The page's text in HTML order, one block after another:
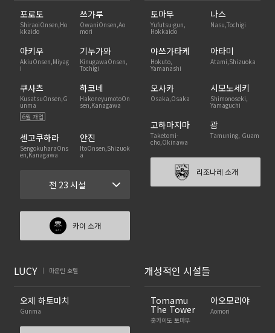
포로토
ShiraoiOnsen,Ho
kkaido
쓰가루
OwaniOnsen,Ao
mori
아키우
AkiuOnsen,Miyag
i
기누가와
KinugawaOnsen,
Tochigi
쿠사츠
KusatsuOnsen,G
unma
6월 개업
하코네
HakoneyumotoOn
sen,Kanagawa
센고쿠하라
SengokuharaOns
en,Kanagawa
안진
ItoOnsen,Shizuok
a
전 23 시설
카이 소개
토마무
Yufutsu-gun,
Hokkaido
나스
Nasu,Tochigi
야쓰가타케
Hokuto,
Yamanashi
아타미
Atami,Shizuoka
오사카
Osaka,Osaka
시모노세키
Shimonoseki,
Yamaguchi
고하마지마
Taketomi-
cho,Okinawa
괌
Tamuning, Guam
리조나레 소개
LUCY 마운틴 호텔
오제 하토마치
Gunma
개성적인 시설들
Tomamu
The Tower
홋카이도 토마무
아오모리야
Aomori